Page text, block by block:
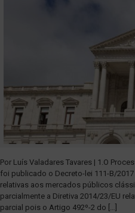
Por Luís Valadares Tavares | 1.O
foi publicado o Decreto-lei 111-B/
relativas aos mercados públicos
parcialmente a Diretiva 2014/23/EU
parcial pois o Artigo 492º-2 do […]